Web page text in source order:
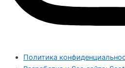
Политика